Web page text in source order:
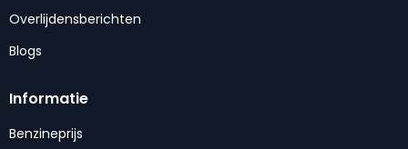
Overlijdensberichten
Blogs
Informatie
Benzineprijs